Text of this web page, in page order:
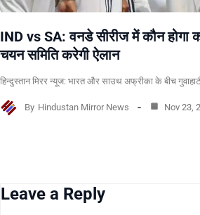
IND vs SA: वनडे सीरीज में कौन होगा
चयन समिति करेगी ऐलान
हिन्दुस्तान मिरर न्यूज: भारत और साउथ अफ्रीका के बीच
By Hindustan Mirror News Nov 23,
Leave a Reply